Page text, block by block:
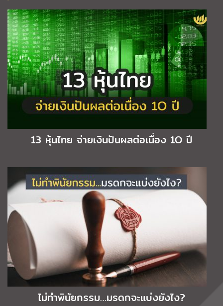
13 หุ้นไทย จ่ายเงินปันผลต่อเนื่อง 1O ปี
ไม่ทำพินัยกรรม…มรดกจะแบ่งยังไง?